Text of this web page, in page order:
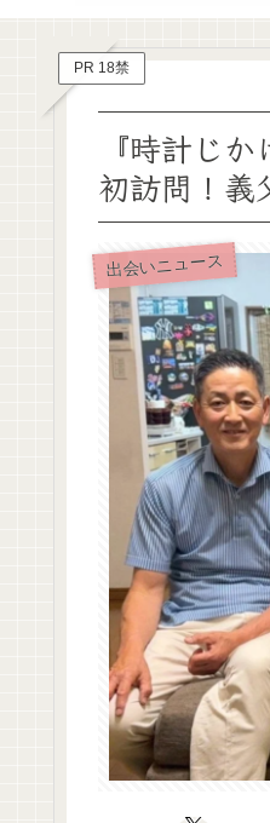
PR 18禁
『時計じ
初訪問！義
出会いニュース